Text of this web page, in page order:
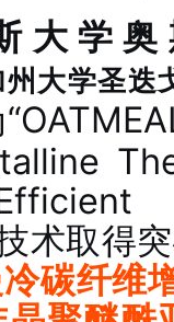
大学
大学圣迭
术取得
碳纤维